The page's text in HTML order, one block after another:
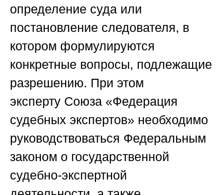
определение суда или
постановление следователя, в
котором формулируются
конкретные вопросы, подлежащие
разрешению. При этом
эксперту Союза «Федерация
судебных экспертов» необходимо
руководствоваться Федеральным
законом о государственной
судебно-экспертной